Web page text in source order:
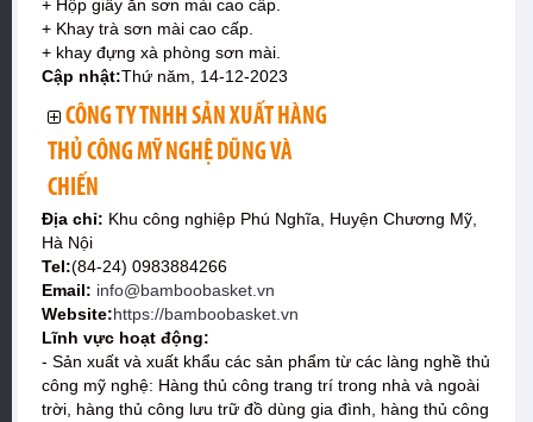
+ Hộp giấy ăn sơn mài cao cấp.
+ Khay trà sơn mài cao cấp.
+ khay đựng xà phòng sơn mài.
Cập nhật:Thứ năm, 14-12-2023
CÔNG TY TNHH SẢN XUẤT HÀNG
THỦ CÔNG MỸ NGHỆ DŨNG VÀ
CHIẾN
Địa chỉ: Khu công nghiệp Phú Nghĩa, Huyện Chương Mỹ,
Hà Nội
Tel:(84-24) 0983884266
Email: info@bamboobasket.vn
Website:https://bamboobasket.vn
Lĩnh vực hoạt động:
- Sản xuất và xuất khẩu các sản phẩm từ các làng nghề thủ
công mỹ nghệ: Hàng thủ công trang trí trong nhà và ngoài
trời, hàng thủ công lưu trữ đồ dùng gia đình, hàng thủ công